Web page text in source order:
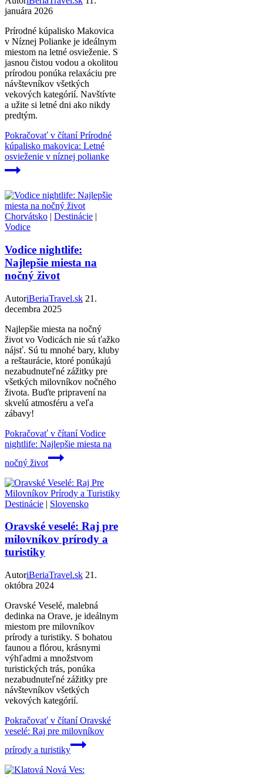
januára 2026
Prírodné kúpalisko Makovica
v Níznej Polianke je ideálnym
miestom na letné osvieženie. S
jasnou čistou vodou a okolitou
prírodou ponúka relaxáciu pre
návštevníkov všetkých
vekových kategórií. Navštívte
a užite si letné dni ako nikdy
predtým.
Pokračovať v čítaníPrírodné
kúpalisko makovica: Letné
osvieženie v níznej polianke
Chorvátsko | Destinácie |
Vodice
Vodice nightlife:
Najlepšie miesta na
nočný život
AutoriBeriaTravel.sk 21.
decembra 2025
Najlepšie miesta na nočný
život vo Vodicách nie sú ťažko
nájsť. Sú tu mnohé bary, kluby
a reštaurácie, ktoré ponúkajú
nezabudnuteľné zážitky pre
všetkých milovníkov nočného
života. Buďte pripravení na
skvelú atmosféru a veľa
zábavy!
Pokračovať v čítaníVodice
nightlife: Najlepšie miesta na
nočný život
Destinácie | Slovensko
Oravské veselé: Raj pre
milovníkov prírody a
turistiky
AutoriBeriaTravel.sk 21.
októbra 2024
Oravské Veselé, malebná
dedinka na Orave, je ideálnym
miestom pre milovníkov
prírody a turistiky. S bohatou
faunou a flórou, krásnymi
výhľadmi a množstvom
turistických trás, ponúka
nezabudnuteľné zážitky pre
návštevníkov všetkých
vekových kategórií.
Pokračovať v čítaníOravské
veselé: Raj pre milovníkov
prírody a turistiky